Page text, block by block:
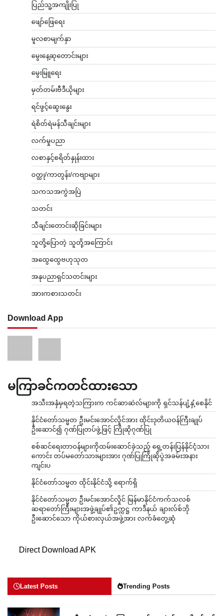
ပြည်သူ့အကျိုးပြု
ဖျော်ဖြေရေး
မူလစာမျက်နှာ
မွေးနေ့ဆုတောင်းများ
မွေးမြူရေး
မှတ်တမ်းဗီဒီယိုများ
ရင်ဖွင့်ဆွေးနွေး
ရဲစိတ်ရဲမန်သီချင်းများ
လက်မှုပညာ
လစာနှင့်စရိတ်နှုန်းထား
ဝတ္ထု/ကာတွန်း/ကဗျာများ
သကသအကွဲအပြဲ
သတင်း
သီချင်းတောင်းဆိုခြင်းများ
သူတို့ပြောတဲ့ သူတို့အကြောင်း
အထွေထွေဗဟုသုတ
အနုပညာရှင်သတင်းများ
အားကစားသတင်း
Download App
မကြာခင်ကတင်ထားသော
အသီးအနှံမှရတဲ့သကြားက ကင်ဆာဆဲလ်များကို ရှင်သန်ပျံ့နှံ့စေနိုင်
နိုင်ငံတော်သမ္မတ ဦးမင်းအောင်လှိုင်အား ထိုင်းဒုတိယဝန်ကြီးချုပ်
ဦးဆောင်၍ ဂုဏ်ပြုတပ်ဖွဲ့ဖြင့် ကြိုဆိုဂုဏ်ပြု
စစ်ဆင်ရေးတာဝန်များကိုထမ်းဆောင်ခဲ့သည့် ရှေ့တန်းပြန်နိုင်ငံ့သား
ကောင်း တပ်မတော်သားများအား ဂုဏ်ပြုကြိုဆိုပွဲအခမ်းအနား
ကျင်းပ
နိုင်ငံတော်သမ္မတ ထိုင်းနိုင်ငံသို့ ရောက်ရှိ
နိုင်ငံတော်သမ္မတ ဦးမင်းအောင်လှိုင် မြန်မာနိုင်ငံကက်သလစ်
ဆရာတော်ကြီးများအဖွဲ့ချုပ်၏ဥက္ကဋ္ဌ ကာဒီနယ် ချားလ်စ်ဘို
ဦးဆောင်သော ကိုယ်စားလှယ်အဖွဲ့အား လက်ခံတွေ့ဆုံ
Direct Download APK
Latest Posts Trending Posts